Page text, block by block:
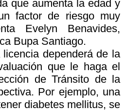
que aumenta la edad y
factor de riesgo muy
Evelyn Benavides,
Bupa Santiago.
dependerá de la
que le haga el
de Tránsito de la
Por ejemplo, una
diabetes mellitus, se